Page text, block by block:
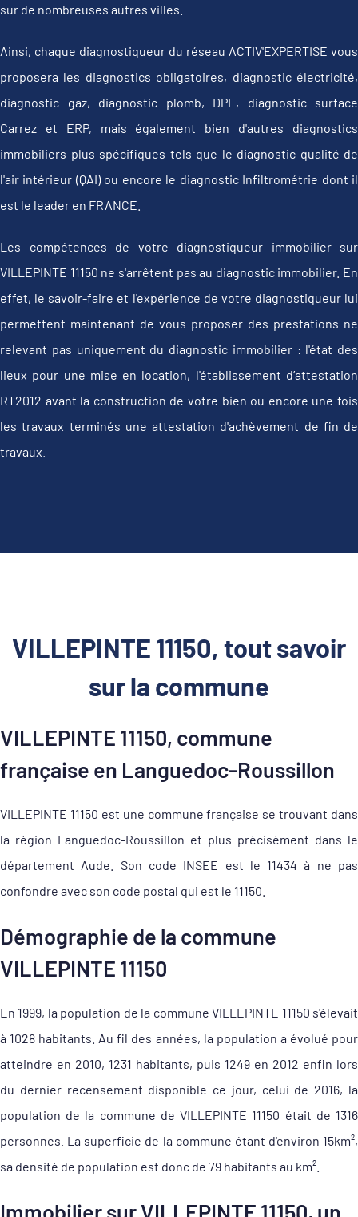
sur de nombreuses autres villes.
Ainsi, chaque diagnostiqueur du réseau ACTIV'EXPERTISE vous
proposera les diagnostics obligatoires, diagnostic électricité,
diagnostic gaz, diagnostic plomb, DPE, diagnostic surface
Carrez et ERP, mais également bien d'autres diagnostics
immobiliers plus spécifiques tels que le diagnostic qualité de
l'air intérieur (QAI) ou encore le diagnostic Infiltrométrie dont il
est le leader en FRANCE.
Les compétences de votre diagnostiqueur immobilier sur
VILLEPINTE 11150 ne s'arrêtent pas au diagnostic immobilier. En
effet, le savoir-faire et l'expérience de votre diagnostiqueur lui
permettent maintenant de vous proposer des prestations ne
relevant pas uniquement du diagnostic immobilier : l'état des
lieux pour une mise en location, l'établissement d’attestation
RT2012 avant la construction de votre bien ou encore une fois
les travaux terminés une attestation d'achèvement de fin de
travaux.
VILLEPINTE 11150, tout savoir
sur la commune
VILLEPINTE 11150, commune
française en Languedoc-Roussillon
VILLEPINTE 11150 est une commune française se trouvant dans
la région Languedoc-Roussillon et plus précisément dans le
département Aude. Son code INSEE est le 11434 à ne pas
confondre avec son code postal qui est le 11150.
Démographie de la commune
VILLEPINTE 11150
En 1999, la population de la commune VILLEPINTE 11150 s'élevait
à 1028 habitants. Au fil des années, la population a évolué pour
atteindre en 2010, 1231 habitants, puis 1249 en 2012 enfin lors
du dernier recensement disponible ce jour, celui de 2016, la
population de la commune de VILLEPINTE 11150 était de 1316
personnes. La superficie de la commune étant d'environ 15km²,
sa densité de population est donc de 79 habitants au km².
Immobilier sur VILLEPINTE 11150, un